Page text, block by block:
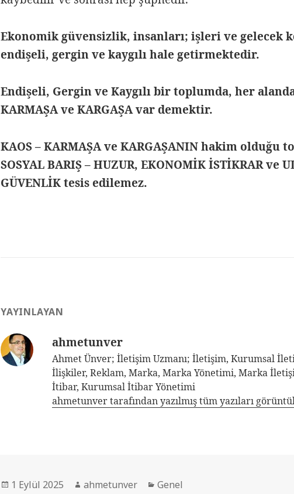
Ekonomik güvensizlik, insanları; işleri ve gelecek
endişeli, gergin ve kaygılı hale getirmektedir.
Endişeli, Gergin ve Kaygılı bir toplumda, her
KARMAŞA ve KARGAŞA var demektir.
KAOS – KARMAŞA ve KARGAŞANIN hakim olduğu
SOSYAL BARIŞ – HUZUR, EKONOMİK İSTİKRAR ve
GÜVENLİK tesis edilemez.
YAYINLAYAN
ahmetunver
Ahmet Ünver; İletişim Uzmanı; İletişim, Kurumsal
İlişkiler, Reklam, Marka, Marka Yönetimi, Marka
İtibar, Kurumsal İtibar Yönetimi
ahmetunver tarafından yazılmış tüm yazıları
1 Eylül 2025 ahmetunver Genel